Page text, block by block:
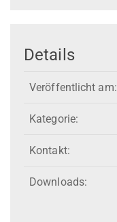
Details
Veröffentlicht am:
Kategorie:
Kontakt:
Downloads: